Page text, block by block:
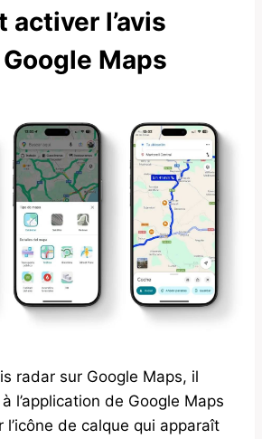
activer l’avis
Maps
radar sur Google Maps, il
l’application de Google Maps
de calque qui apparaît